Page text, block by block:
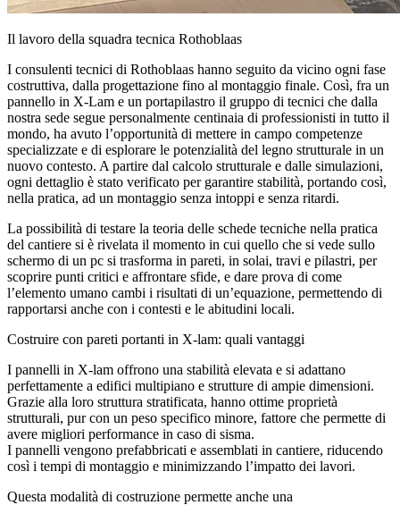
Il lavoro della squadra tecnica Rothoblaas
I consulenti tecnici di Rothoblaas hanno seguito da vicino ogni fase
costruttiva, dalla progettazione fino al montaggio finale. Così, fra un
pannello in X-Lam e un portapilastro il gruppo di tecnici che dalla
nostra sede segue personalmente centinaia di professionisti in tutto il
mondo, ha avuto l’opportunità di mettere in campo competenze
specializzate e di esplorare le potenzialità del legno strutturale in un
nuovo contesto. A partire dal calcolo strutturale e dalle simulazioni,
ogni dettaglio è stato verificato per garantire stabilità, portando così,
nella pratica, ad un montaggio senza intoppi e senza ritardi.
La possibilità di testare la teoria delle schede tecniche nella pratica
del cantiere si è rivelata il momento in cui quello che si vede sullo
schermo di un pc si trasforma in pareti, in solai, travi e pilastri, per
scoprire punti critici e affrontare sfide, e dare prova di come
l’elemento umano cambi i risultati di un’equazione, permettendo di
rapportarsi anche con i contesti e le abitudini locali.
Costruire con pareti portanti in X-lam: quali vantaggi
I pannelli in X-lam offrono una stabilità elevata e si adattano
perfettamente a edifici multipiano e strutture di ampie dimensioni.
Grazie alla loro struttura stratificata, hanno ottime proprietà
strutturali, pur con un peso specifico minore, fattore che permette di
avere migliori performance in caso di sisma.
I pannelli vengono prefabbricati e assemblati in cantiere, riducendo
così i tempi di montaggio e minimizzando l’impatto dei lavori.
Questa modalità di costruzione permette anche una